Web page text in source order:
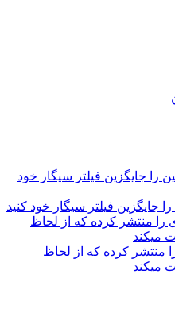
جایگزین فیلتر سیگار خود کنید
منتشر کرده که از لحاظ
میکند